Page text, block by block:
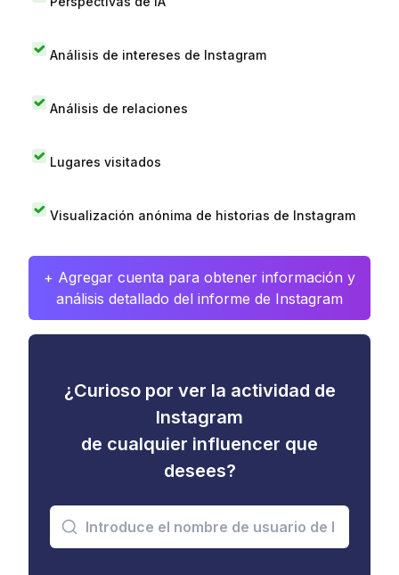
Análisis de intereses de Instagram
Análisis de relaciones
Lugares visitados
Visualización anónima de historias de Instagram
+ Agregar cuenta para obtener información y
análisis detallado del informe de Instagram
¿Curioso por ver la actividad de
Instagram
de cualquier influencer que
desees?